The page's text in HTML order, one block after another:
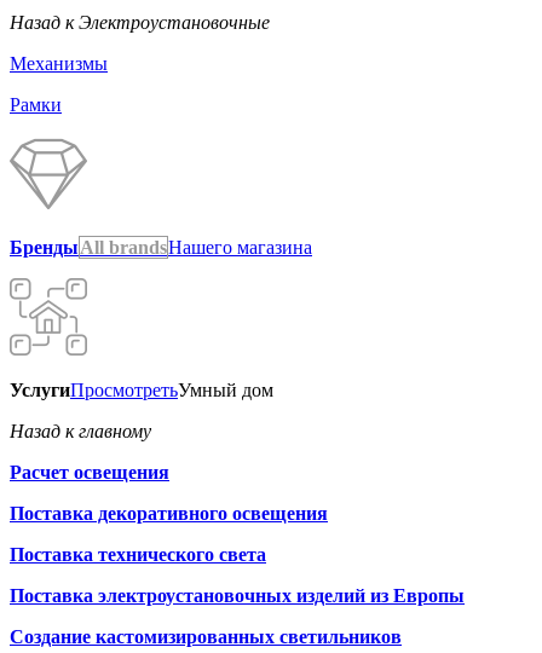
Назад к Электроустановочные
Механизмы
Рамки
БрендыAll brandsНашего магазина
УслугиПросмотретьУмный дом
Назад к главному
Расчет освещения
Поставка декоративного освещения
Поставка технического света
Поставка электроустановочных изделий из Европы
Создание кастомизированных светильников